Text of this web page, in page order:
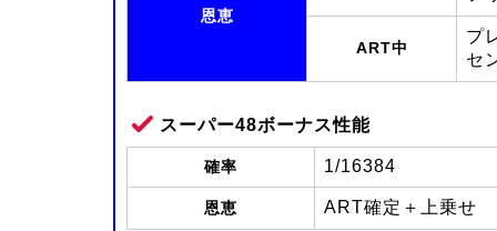
恩恵
ART中
プ
セ
スーパー48ボーナス性能
確率 1/16384
恩恵 ART確定＋上乗せ